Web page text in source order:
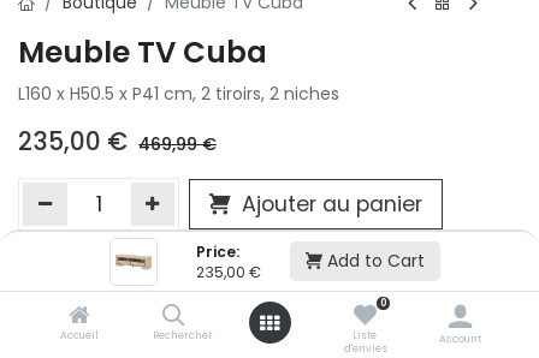
Price:
235,00 € Add to Cart
Accueil Rechercher
0
Liste
d'envies
Account
Meuble TV Cuba
L160 x H50.5 x P41 cm, 2 tiroirs, 2 niches
235,00 € 469,99€
Ajouter au panier
Ajouter à la liste d'envie
Si vous ne pouvez pas ajouter cet article dans votre panier
victime de son succès et momentanément indisponible.